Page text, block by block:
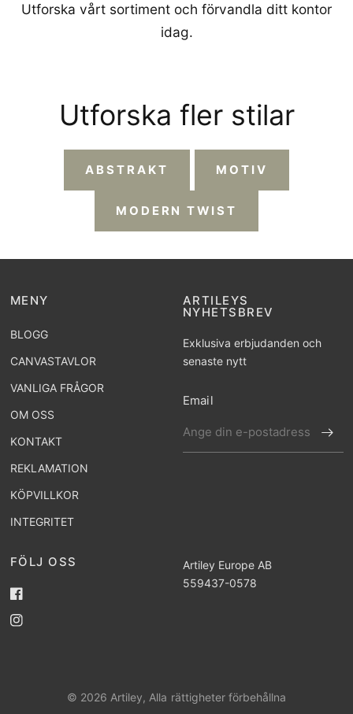
Utforska vårt sortiment och förvandla ditt kontor
idag.
Utforska fler stilar
ABSTRAKT MOTIV
MODERN TWIST
MENY
BLOGG
CANVASTAVLOR
VANLIGA FRÅGOR
OM OSS
KONTAKT
REKLAMATION
KÖPVILLKOR
INTEGRITET
ARTILEYS
NYHETSBREV
Exklusiva erbjudanden och
senaste nytt
Email
FÖLJ OSS
Artiley Europe AB
559437-0578
© 2026 Artiley, Alla rättigheter förbehållna